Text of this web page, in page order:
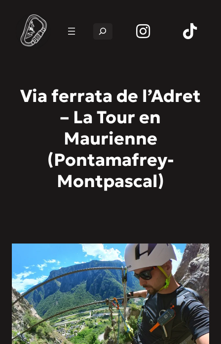
Rechercher
Via ferrata de l’Adret
– La Tour en
Maurienne
(Pontamafrey-
Montpascal)